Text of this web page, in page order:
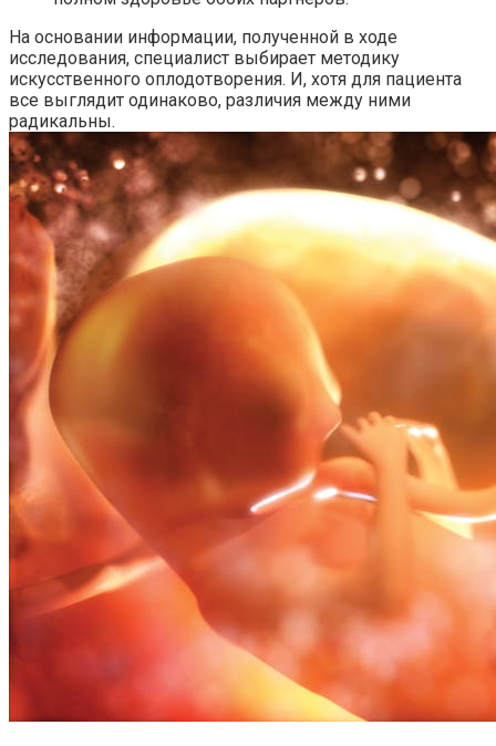
На основании информации, полученной в ходе
исследования, специалист выбирает методику
искусственного оплодотворения. И, хотя для пациента
все выглядит одинаково, различия между ними
радикальны.